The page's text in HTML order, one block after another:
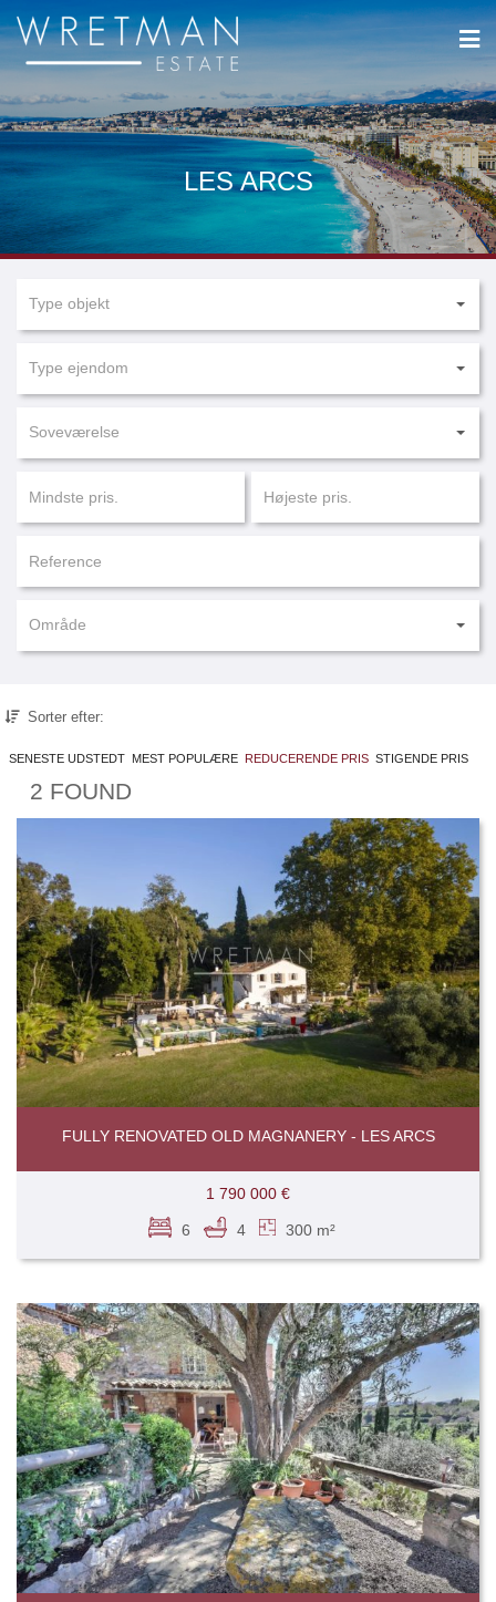
LES ARCS
Type objekt
Type ejendom
Soveværelse
Område
Sorter efter:
SENESTE UDSTEDT MEST POPULÆRE REDUCERENDE PRIS STIGENDE PRIS
2 FOUND
FULLY RENOVATED OLD MAGNANERY - LES ARCS
1 790 000 €
6 4 300 m²
CCookie-styringspanel